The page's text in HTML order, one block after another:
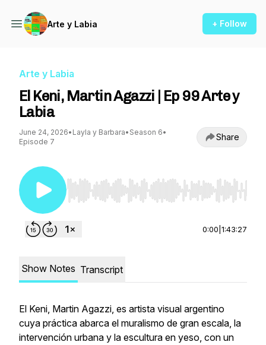
Arte y Labia + Follow
Arte y Labia
El Keni, Martin Agazzi | Ep 99 Arte y
Labia
June 24, 2026• Layla y Barbara• Season 6•
Episode 7
Share
Use Left/Right to seek, Home/End to jump to
0:00 1:43:27
Show Notes Transcript
El Keni, Martin Agazzi, es artista visual argentino
cuya práctica abarca el muralismo de gran escala, la
intervención urbana y la escultura en yeso, con un